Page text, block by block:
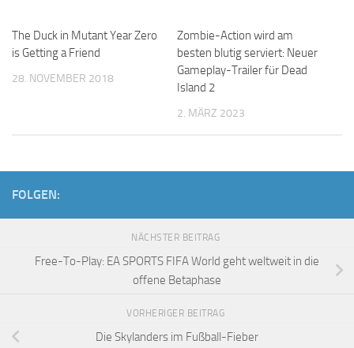
The Duck in Mutant Year Zero
is Getting a Friend
28. NOVEMBER 2018
Zombie-Action wird am
besten blutig serviert: Neuer
Gameplay-Trailer für Dead
Island 2
2. MÄRZ 2023
FOLGEN:
NÄCHSTER BEITRAG
Free-To-Play: EA SPORTS FIFA World geht weltweit in die
offene Betaphase
VORHERIGER BEITRAG
Die Skylanders im Fußball-Fieber